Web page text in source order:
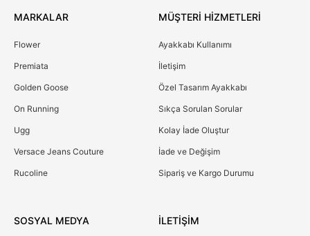
MARKALAR
Flower
Premiata
Golden Goose
On Running
Ugg
Versace Jeans Couture
Rucoline
MÜŞTERİ HİZMETLERİ
Ayakkabı Kullanımı
İletişim
Özel Tasarım Ayakkabı
Sıkça Sorulan Sorular
Kolay İade Oluştur
İade ve Değişim
Sipariş ve Kargo Durumu
SOSYAL MEDYA İLETİŞİM